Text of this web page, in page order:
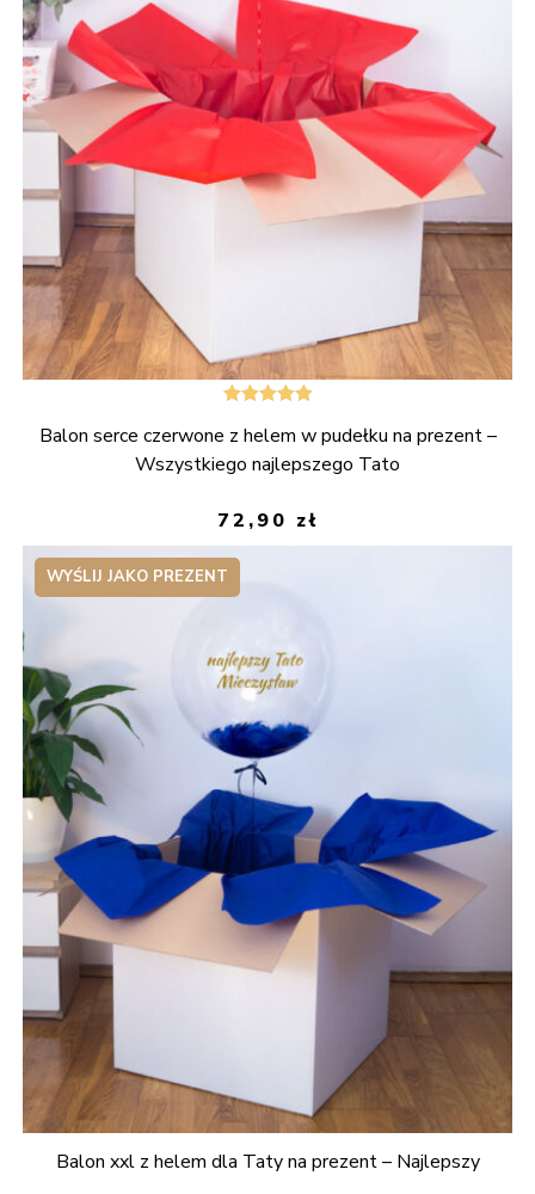
5.00na 5
Balon serce czerwone z helem w pudełku na prezent –
Wszystkiego najlepszego Tato
72,90 zł
WYŚLIJ JAKO PREZENT
Balon xxl z helem dla Taty na prezent – Najlepszy